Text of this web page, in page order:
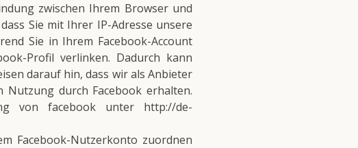
zwischen Ihrem Browser und
Sie mit Ihrer IP-Adresse unsere
Sie in Ihrem Facebook-Account
Profil verlinken. Dadurch kann
darauf hin, dass wir als Anbieter
durch Facebook erhalten.
von facebook unter http://de-
Facebook-Nutzerkonto zuordnen